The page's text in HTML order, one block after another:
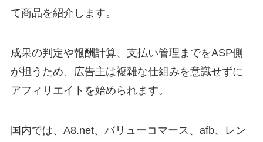
て商品を紹介します。
成果の判定や報酬計算、支払い管理までをASP側
が担うため、広告主は複雑な仕組みを意識せずに
アフィリエイトを始められます。
国内では、A8.net、バリューコマース、afb、レン